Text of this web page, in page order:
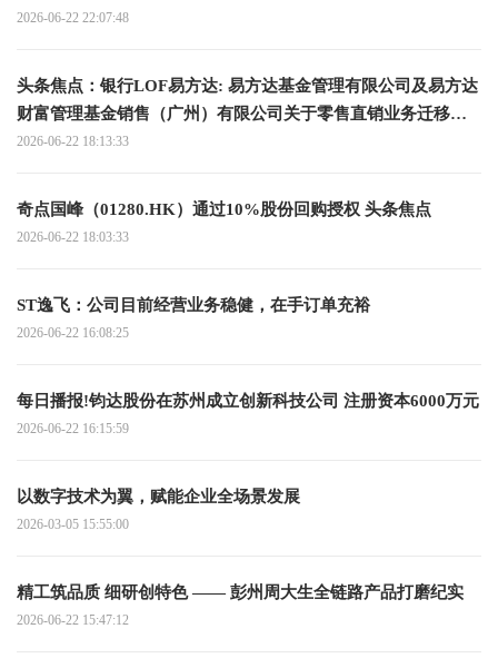
2026-06-22 22:07:48
头条焦点：银行LOF易方达: 易方达基金管理有限公司及易方达
财富管理基金销售（广州）有限公司关于零售直销业务迁移安
排的联合提示性公告
2026-06-22 18:13:33
奇点国峰（01280.HK）通过10%股份回购授权 头条焦点
2026-06-22 18:03:33
ST逸飞：公司目前经营业务稳健，在手订单充裕
2026-06-22 16:08:25
每日播报!钧达股份在苏州成立创新科技公司 注册资本6000万元
2026-06-22 16:15:59
以数字技术为翼，赋能企业全场景发展
2026-03-05 15:55:00
精工筑品质 细研创特色 —— 彭州周大生全链路产品打磨纪实
2026-06-22 15:47:12